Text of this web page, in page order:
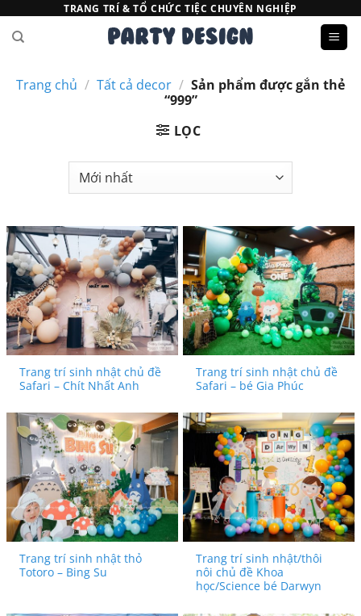
qua
TRANG TRÍ & TỔ CHỨC TIỆC CHUYÊN NGHIỆP
Trang chủ / Tất cả decor / Sản phẩm được gắn thẻ
“999”
LỌC
Trang trí sinh nhật chủ đề
Safari – Chít Nhất Anh
Trang trí sinh nhật chủ đề
Safari – bé Gia Phúc
Trang trí sinh nhật thỏ
Totoro – Bing Su
Trang trí sinh nhật/thôi
nôi chủ đề Khoa
học/Science bé Darwyn